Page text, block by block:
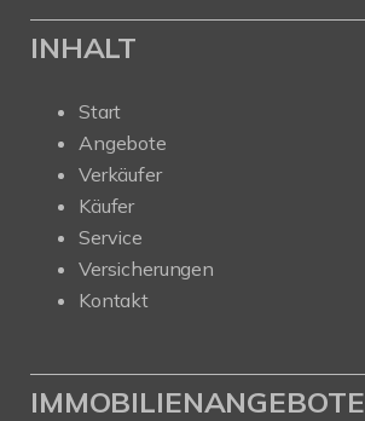
INHALT
Start
Angebote
Verkäufer
Käufer
Service
Versicherungen
Kontakt
IMMOBILIENANGEBOTE